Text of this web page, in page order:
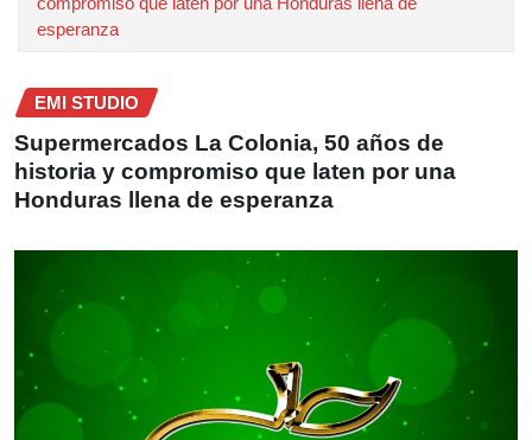
esperanza
EMI STUDIO
Supermercados La Colonia, 50 años de
historia y compromiso que laten por una
Honduras llena de esperanza